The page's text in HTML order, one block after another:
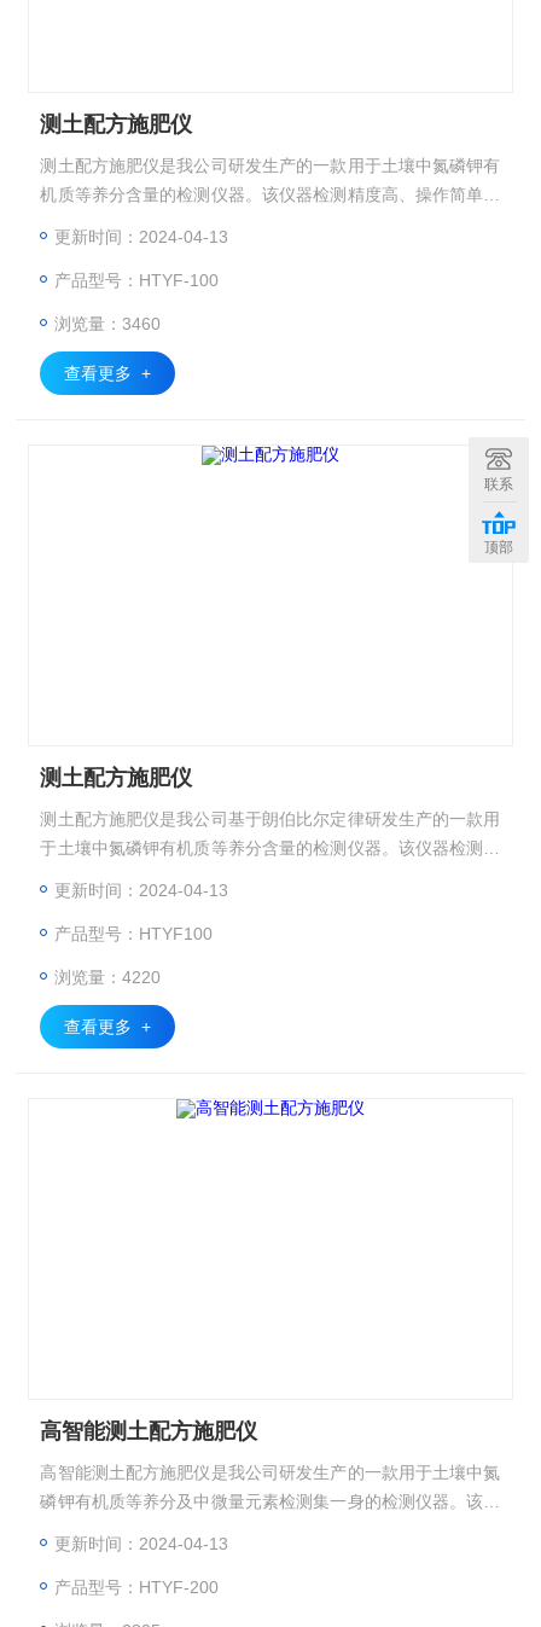
测土配方施肥仪
测土配方施肥仪是我公司研发生产的一款用于土壤中氮磷钾有
机质等养分含量的检测仪器。该仪器检测精度高、操作简单、
户、植物培育、温室大棚种植等领域。
更新时间：2024-04-13
产品型号：HTYF-100
浏览量：3460
查看更多 +
测土配方施肥仪
测土配方施肥仪是我公司基于朗伯比尔定律研发生产的一款用
于土壤中氮磷钾有机质等养分含量的检测仪器。该仪器检测精
料厂商、个体种植户、植物培育、温室大棚种植等领域。
更新时间：2024-04-13
产品型号：HTYF100
浏览量：4220
查看更多 +
高智能测土配方施肥仪
高智能测土配方施肥仪是我公司研发生产的一款用于土壤中氮
磷钾有机质等养分及中微量元素检测集一身的检测仪器。该仪
校、农业服务部门、农资经销商、肥料厂商、个体种植户、植
更新时间：2024-04-13
产品型号：HTYF-200
联系
顶部